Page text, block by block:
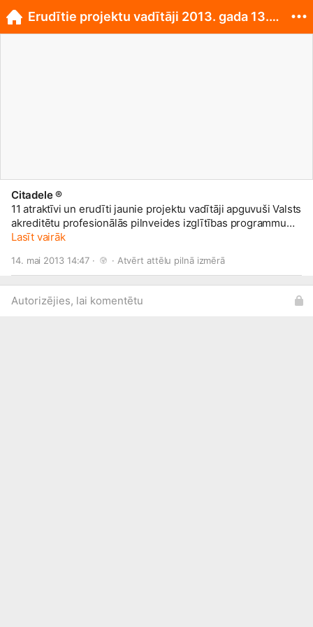
Citadele ®
11 atraktīvi un erudīti jaunie projektu vadītāji apguvuši Valsts
akreditētu profesionālās pilnveides izglītības programmu
Projektu vadība. Projektu vadīšana 320 stundu apjomā.
vēlot arī turpmākus panākumus, Skola Citadele
Lasīt vairāk
14. mai 2013 14:47 · · Atvērt attēlu pilnā izmērā
Autorizējies, lai komentētu
Erudītie projektu vadītāji 2013. gada 13.maijā